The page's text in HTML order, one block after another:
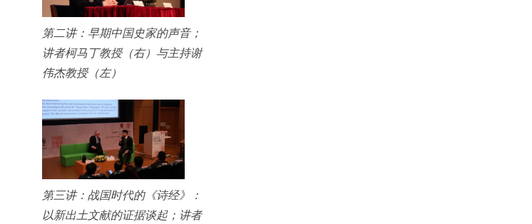
第二讲：早期中国史家的声音；
讲者柯马丁教授（右）与主持谢
伟杰教授（左）
第三讲：战国时代的《诗经》：
以新出土文献的证据谈起；讲者